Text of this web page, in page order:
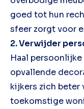
goed tot hun
sfeer zorgt voor
2. Verwijder
Haal
opvallende
kijkers zich beter
toekomstige